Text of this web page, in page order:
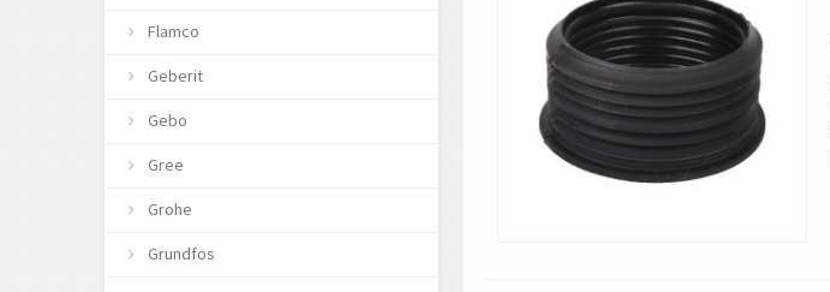
Flamco
Geberit
Gebo
Gree
Grohe
Grundfos